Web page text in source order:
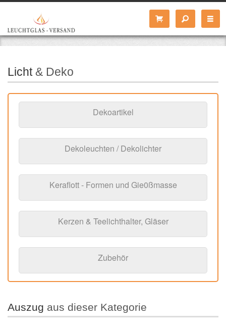
Licht& Deko
Dekoartikel
Dekoleuchten / Dekolichter
Keraflott - Formen und Gie0ßmasse
Kerzen & Teelichthalter, Gläser
Zubehör
Auszug aus dieser Kategorie